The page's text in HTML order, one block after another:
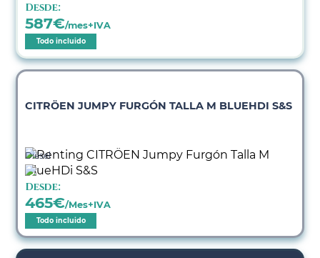
Desde:
587€/mes+IVA
Todo incluido
CITRÖEN JUMPY FURGÓN TALLA M BLUEHDI S&S
Diésel
Desde:
465€/Mes+IVA
Todo incluido